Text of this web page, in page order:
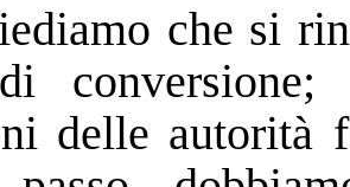
che si
delle autorità